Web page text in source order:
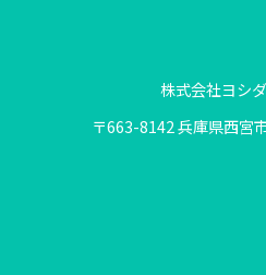
株式会社ヨシ
〒663-8142 兵庫県西宮